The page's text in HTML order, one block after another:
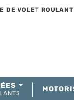
DE VOLET